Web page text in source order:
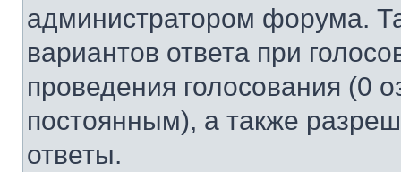
администратором форума.
вариантов ответа при
проведения голосования (0
постоянным), а также
ответы.